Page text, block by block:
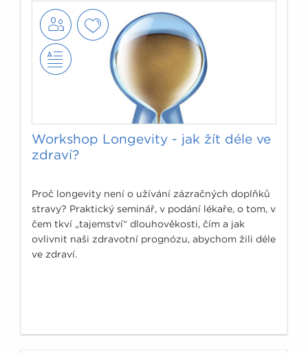
Workshop Longevity - jak žít déle ve
zdraví?
Proč longevity není o užívání zázračných doplňků
stravy? Praktický seminář, v podání lékaře, o tom, v
čem tkví „tajemství“ dlouhověkosti, čím a jak
ovlivnit naši zdravotní prognózu, abychom žili déle
ve zdraví.